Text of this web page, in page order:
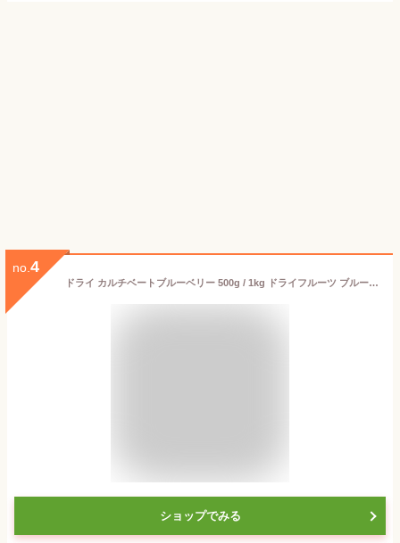
no. 4
ドライ カルチベートブルーベリー 500g / 1kg ドライフルーツ ブルーベリー チャック付き保存袋 メール便 送料無料 ポイント消化
ショップでみる